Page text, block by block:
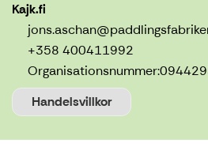
Kajk.fi
+358 400411992
Organisationsnummer:
Handelsvillkor